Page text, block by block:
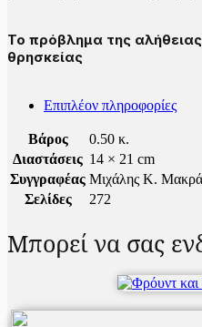
Το πρόβλημα της
θρησκείας
Επιπλέον πληροφορίες
Βάρος
0.50 κ.
Διαστάσεις 14 × 21 cm
Συγγραφέας Μιχάλης Κ.
Σελίδες
272
Μπορεί να σας